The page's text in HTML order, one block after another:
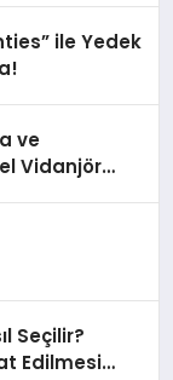
ile Yedek
ve
Vidanjör
Seçilir?
Edilmesi